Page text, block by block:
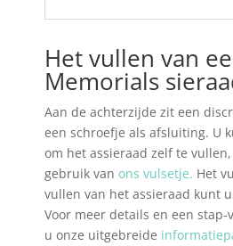
Het vullen van
Memorials
Aan de achterzijde zit een
een schroefje als afsluiting. U
om het assieraad zelf te
gebruik van ons vulsetje. Het
vullen van het assieraad kunt
Voor meer details en een
u onze uitgebreide